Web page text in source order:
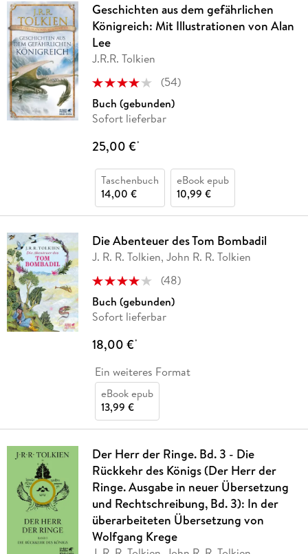
Geschichten aus dem gefährlichen
Königreich: Mit Illustrationen von Alan
Lee
J.R.R. Tolkien
(54)
Buch (gebunden)
Sofort lieferbar
25,00 €*
Taschenbuch
14,00 €
eBook epub
10,99 €
Die Abenteuer des Tom Bombadil
J. R. R. Tolkien, John R. R. Tolkien
(48)
Buch (gebunden)
Sofort lieferbar
18,00 €*
Ein weiteres Format
eBook epub
13,99 €
Der Herr der Ringe. Bd. 3 - Die
Rückkehr des Königs (Der Herr der
Ringe. Ausgabe in neuer Übersetzung
und Rechtschreibung, Bd. 3): In der
überarbeiteten Übersetzung von
Wolfgang Krege